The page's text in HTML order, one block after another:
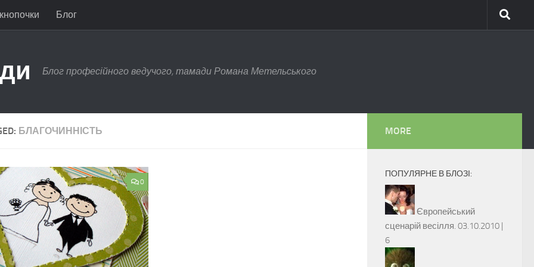
Блог
Блог професійного ведучого, тамади Романа Метельського
БЛАГОЧИННІСТЬ
0
MORE
ПОПУЛЯРНЕ В БЛОЗІ:
Європейський
сценарій весілля. 03.10.2010 |
6